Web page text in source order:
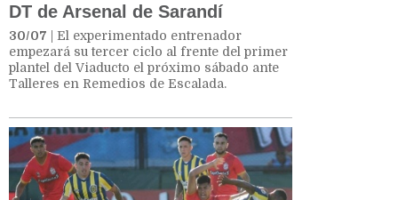
DT de Arsenal de Sarandí
30/07 | El experimentado entrenador
empezará su tercer ciclo al frente del primer
plantel del Viaducto el próximo sábado ante
Talleres en Remedios de Escalada.